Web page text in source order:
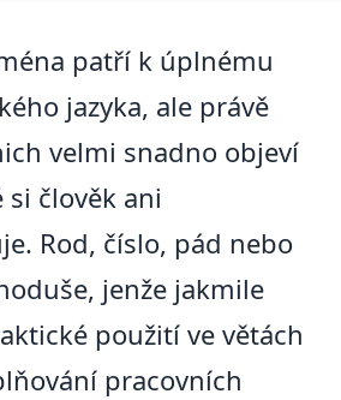
patří k úplnému
jazyka, ale právě
velmi snadno objeví
si člověk ani
Rod, číslo, pád nebo
jenže jakmile
použití ve větách
pracovních